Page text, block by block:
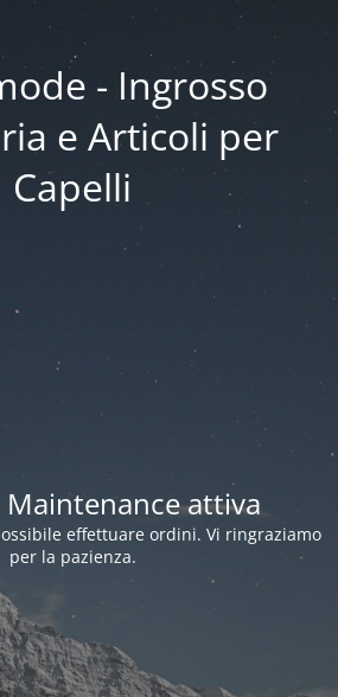
- Ingrosso
e Articoli per
Capelli
attiva
effettuare ordini. Vi ringraziamo
per la pazienza.